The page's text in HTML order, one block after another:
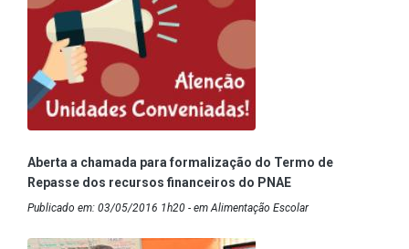
Aberta a chamada para formalização do Termo de
Repasse dos recursos financeiros do PNAE
Publicado em: 03/05/2016 1h20 - em Alimentação Escolar